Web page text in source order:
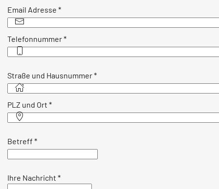
Email Adresse *
Telefonnummer*
Straße und Hausnummer*
PLZ und Ort *
Betreff *
Ihre Nachricht *